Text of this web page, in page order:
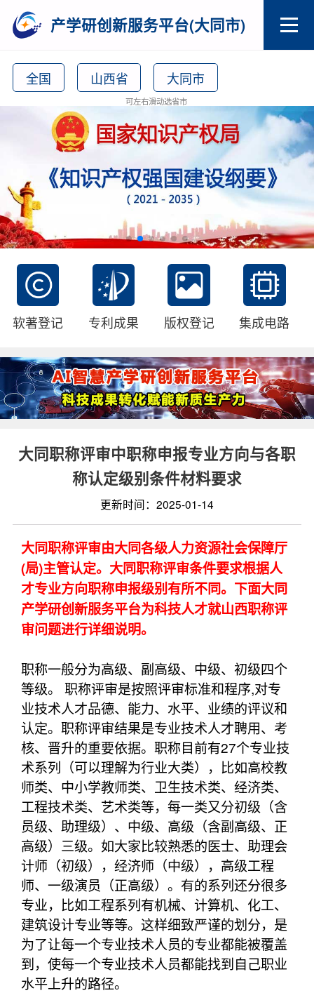
产学研创新服务平台(大同市)
全国 山西省 大同市
可左右滑动选省市
软著登记 专利成果 版权登记 集成电路
大同职称评审中职称申报专业方向与各职
称认定级别条件材料要求
更新时间：2025-01-14
大同职称评审由大同各级人力资源社会保障厅
(局)主管认定。大同职称评审条件要求根据人
才专业方向职称申报级别有所不同。下面大同
产学研创新服务平台为科技人才就山西职称评
审问题进行详细说明。
职称一般分为高级、副高级、中级、初级四个
等级。 职称评审是按照评审标准和程序,对专
业技术人才品德、能力、水平、业绩的评议和
认定。职称评审结果是专业技术人才聘用、考
核、晋升的重要依据。职称目前有27个专业技
术系列（可以理解为行业大类），比如高校教
师类、中小学教师类、卫生技术类、经济类、
工程技术类、艺术类等，每一类又分初级（含
员级、助理级）、中级、高级（含副高级、正
高级）三级。如大家比较熟悉的医士、助理会
计师（初级），经济师（中级），高级工程
师、一级演员（正高级）。有的系列还分很多
专业，比如工程系列有机械、计算机、化工、
建筑设计专业等等。这样细致严谨的划分，是
为了让每一个专业技术人员的专业都能被覆盖
到，使每一个专业技术人员都能找到自己职业
水平上升的路径。